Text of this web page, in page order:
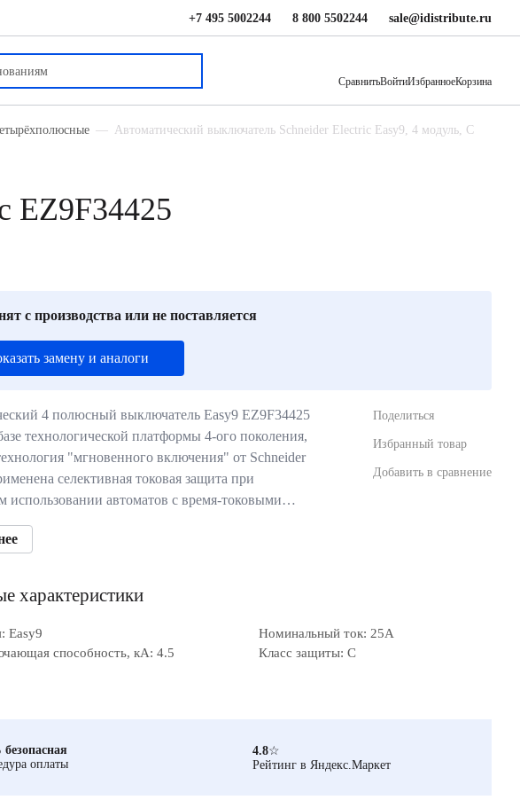
+7 495 5002244 8 800 5502244 sale@idistribute.ru
СравнитьВойтиИзбранноеКорзина
Автоматический выключатель Schneider Electric Easy9, 4 модуль, C
EZ9F34425
с производства или не поставляется
замену и аналоги
4 полюсный выключатель Easy9 EZ9F34425
технологической платформы 4-ого поколения,
"мгновенного включения" от Schneider
селективная токовая защита при
использовании автоматов с время-токовыми…
Поделиться
Избранный товар
Добавить в сравнение
характеристики
Easy9
Номинальный ток: 25А
способность, кА: 4.5
Класс защиты: C
безопасная
оплаты
4.8☆
Рейтинг в Яндекс.Маркет